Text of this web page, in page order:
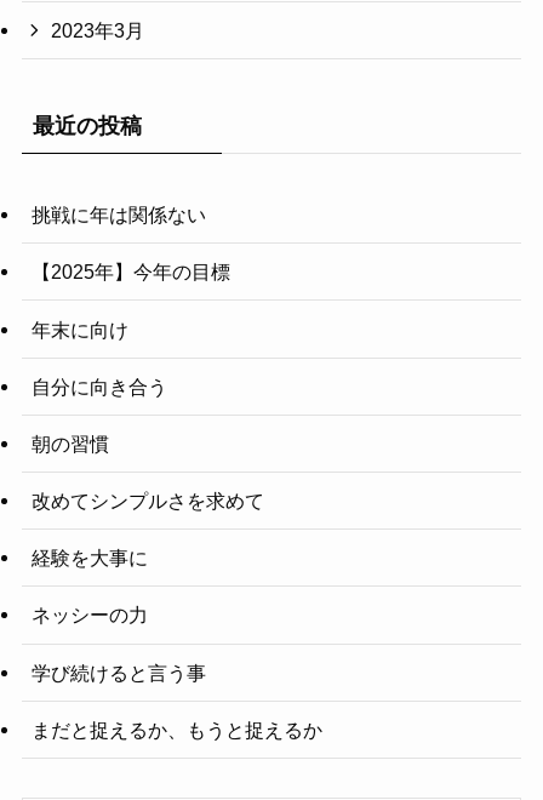
2023年3月
最近の投稿
挑戦に年は関係ない
【2025年】今年の目標
年末に向け
自分に向き合う
朝の習慣
改めてシンプルさを求めて
経験を大事に
ネッシーの力
学び続けると言う事
まだと捉えるか、もうと捉えるか